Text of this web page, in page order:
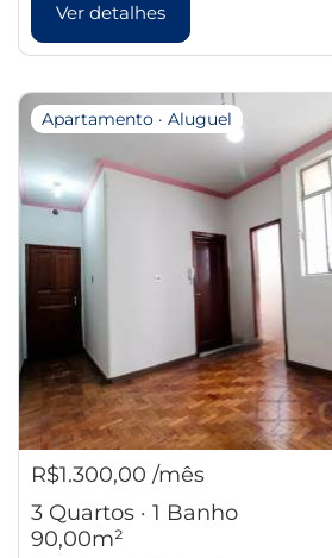
Ver detalhes
Apartamento · Aluguel
R$1.300,00 /mês
3 Quartos · 1 Banho
90,00m²